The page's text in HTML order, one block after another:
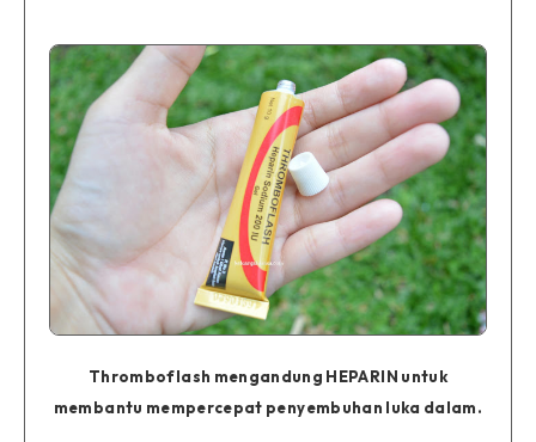
Thromboflash mengandung HEPARIN untuk
membantu mempercepat penyembuhan luka dalam.